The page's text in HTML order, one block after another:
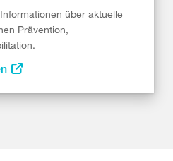
über aktuelle
Prävention,